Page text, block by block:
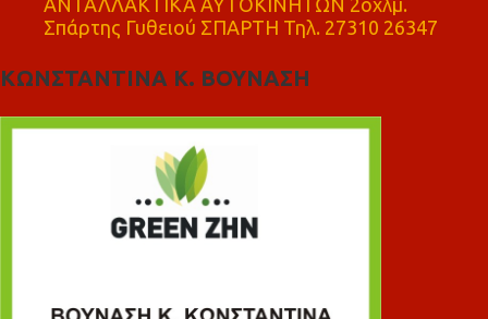
Σπάρτης Γυθειού ΣΠΑΡΤΗ Τηλ. 27310 26347
ΚΩΝΣΤΑΝΤΙΝΑ Κ. ΒΟΥΝΑΣΗ